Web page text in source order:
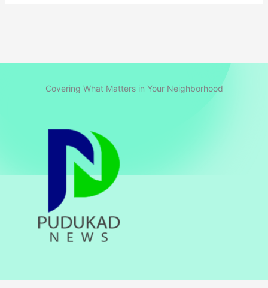
Covering What Matters in Your Neighborhood